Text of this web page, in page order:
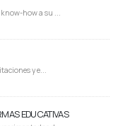
how a su ...
y e...
EDUCATIVAS